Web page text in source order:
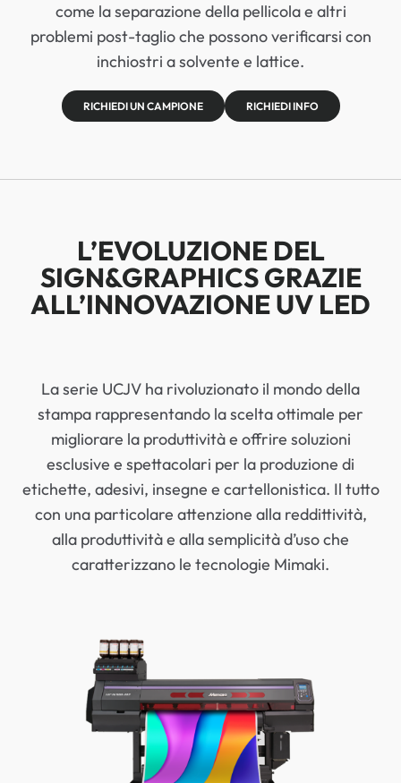
come la separazione della pellicola e altri
problemi post-taglio che possono verificarsi con
inchiostri a solvente e lattice.
RICHIEDI UN CAMPIONE RICHIEDI INFO
L’EVOLUZIONE DEL
SIGN&GRAPHICS GRAZIE
ALL’INNOVAZIONE UV LED
La serie UCJV ha rivoluzionato il mondo della
stampa rappresentando la scelta ottimale per
migliorare la produttività e offrire soluzioni
esclusive e spettacolari per la produzione di
etichette, adesivi, insegne e cartellonistica. Il tutto
con una particolare attenzione alla reddittività,
alla produttività e alla semplicità d’uso che
caratterizzano le tecnologie Mimaki.